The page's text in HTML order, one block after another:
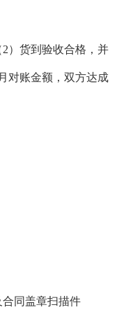
）货到验收合格，并
对账金额，双方达成
同盖章扫描件